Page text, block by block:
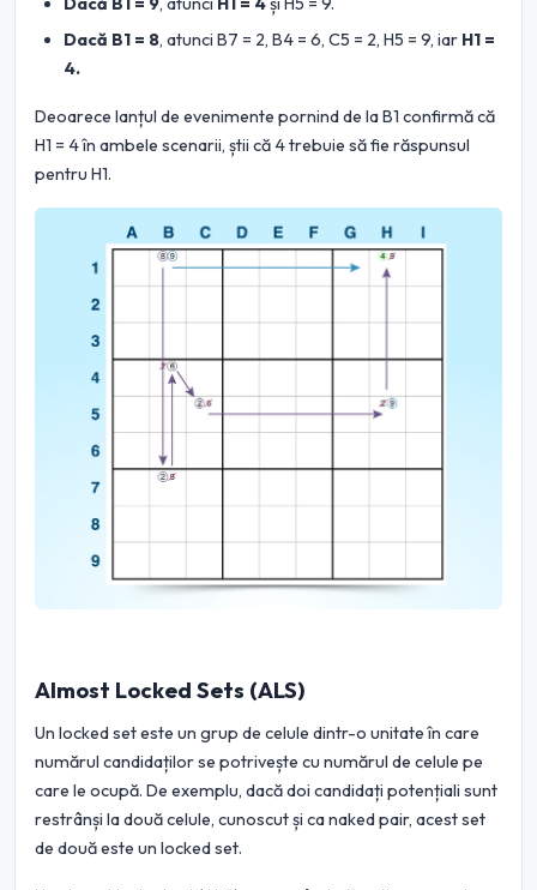
Dacă B1 = 8, atunci B7 = 2, B4 = 6, C5 = 2, H5 = 9, iar H1 =
4.
Deoarece lanțul de evenimente pornind de la B1 confirmă că
H1 = 4 în ambele scenarii, știi că 4 trebuie să fie răspunsul
pentru H1.
Almost Locked Sets (ALS)
Un locked set este un grup de celule dintr-o unitate în care
numărul candidaților se potrivește cu numărul de celule pe
care le ocupă. De exemplu, dacă doi candidați potențiali sunt
restrânși la două celule, cunoscut și ca naked pair, acest set
de două este un locked set.